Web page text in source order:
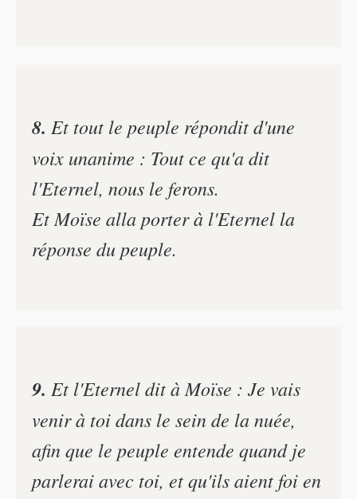
8. Et tout le peuple répondit d'une
voix unanime : Tout ce qu'a dit
l'Eternel, nous le ferons.
Et Moïse alla porter à l'Eternel la
réponse du peuple.
9. Et l'Eternel dit à Moïse : Je vais
venir à toi dans le sein de la nuée,
afin que le peuple entende quand je
parlerai avec toi, et qu'ils aient foi en